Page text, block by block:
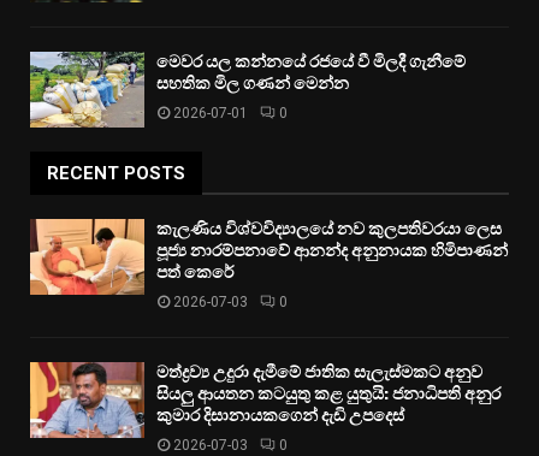
මෙවර යල කන්නයේ රජයේ වී මිලදී ගැනීමේ
සහතික මිල ගණන් මෙන්න
2026-07-01 0
RECENT POSTS
කැලණිය විශ්වවිද්‍යාලයේ නව කුලපතිවරයා ලෙස
පූජ්‍ය නාරම්පනාවේ ආනන්ද අනුනායක හිමිපාණන්
පත් කෙරේ
2026-07-03 0
මත්ද්‍රව්‍ය උදුරා දැමීමේ ජාතික සැලැස්මකට අනුව
සියලු ආයතන කටයුතු කළ යුතුයි: ජනාධිපති අනුර
කුමාර දිසානායකගෙන් දැඩි උපදෙස්
2026-07-03 0